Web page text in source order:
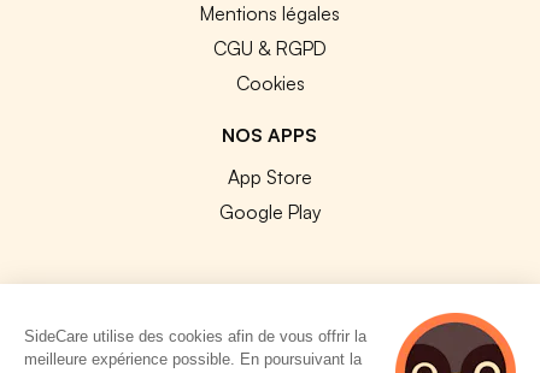
Mentions légales
CGU & RGPD
Cookies
NOS APPS
App Store
Google Play
© 2026 SideCare. Tous droits réservés.
SideCare utilise des cookies afin de vous offrir la
meilleure expérience possible. En poursuivant la